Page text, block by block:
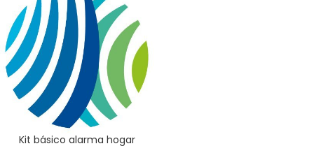
Kit básico alarma hogar